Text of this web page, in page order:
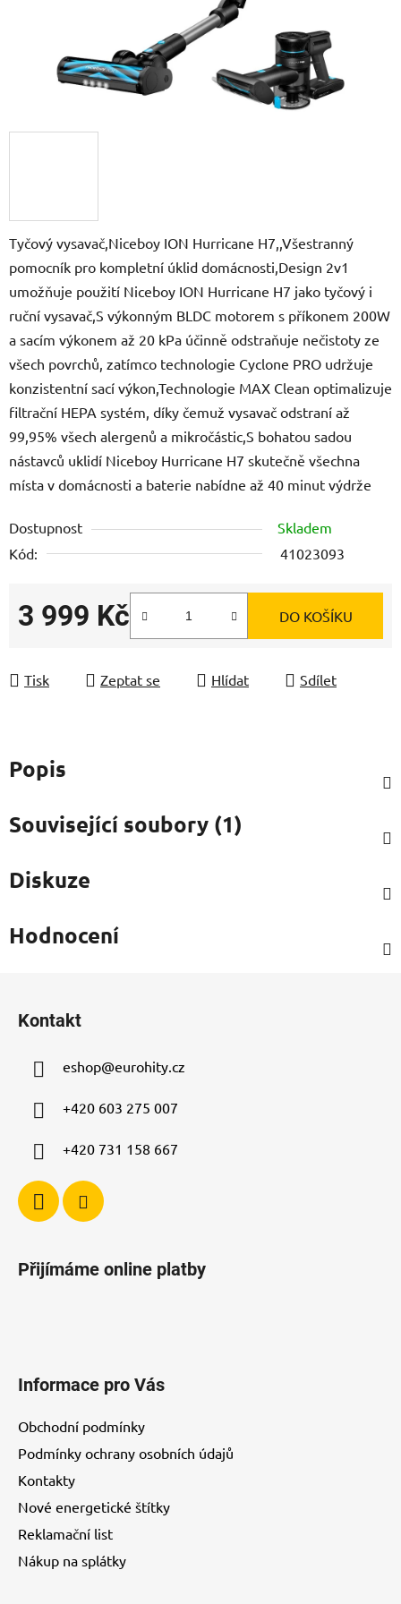
Tyčový vysavač,Niceboy ION Hurricane H7,,Všestranný
pomocník pro kompletní úklid domácnosti,Design 2v1
umožňuje použití Niceboy ION Hurricane H7 jako tyčový i
ruční vysavač,S výkonným BLDC motorem s příkonem 200W
a sacím výkonem až 20 kPa účinně odstraňuje nečistoty ze
všech povrchů, zatímco technologie Cyclone PRO udržuje
konzistentní sací výkon,Technologie MAX Clean optimalizuje
filtrační HEPA systém, díky čemuž vysavač odstraní až
99,95% všech alergenů a mikročástic,S bohatou sadou
nástavců uklidí Niceboy Hurricane H7 skutečně všechna
místa v domácnosti a baterie nabídne až 40 minut výdrže
Dostupnost
Skladem
Kód:
41023093
3 999 Kč DO KOŠÍKU
Tisk Zeptat se Hlídat Sdílet
Popis
Související soubory (1)
Diskuze
Hodnocení
Kontakt
eshop@eurohity.cz
+420 603 275 007
+420 731 158 667
Přijímáme online platby
Informace pro Vás
Obchodní podmínky
Podmínky ochrany osobních údajů
Kontakty
Nové energetické štítky
Reklamační list
Nákup na splátky